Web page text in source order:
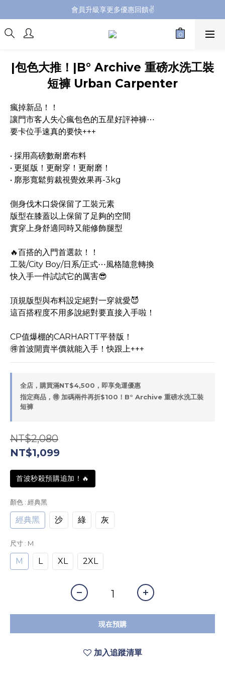
會員升級享更多優惠回饋✌️
會員升級享更多優惠回饋✌️
FB海外連線社團開放加入中📢
會員升級享更多優惠回饋✌️
|包色大推！|B° Archive 重磅水洗工裝
短褲 Urban Carpenter
瘋掉新品！！
讓門市客人失心瘋包色的五星好評神褲⋯
要卡位手速真的要快+++
• 採用高磅數耐磨布料
• 更挺版！更耐穿！更耐磨！
• 廓形寬鬆剪裁視覺效果再-3kg
側身伐木口袋保留了工裝元素
版型在膝蓋以上保留了足夠的空間
實穿上身舒適同時又能修飾腿型
🔥百搭的入門首選款！！
工裝/City Boy/日系/正式⋯風格隨意轉換
快入手一件試試它的厲害😎
頂規版型與布料設定絕對一穿就愛😈
這百搭程度不用多說絕對要直接入手啦！
CP值爆棚的CARHARTT平替版！
🉐首波開賣半價就能入手！快跟上+++
全店，購買滿NT$4,500，即享免運優惠
指定商品，🉐 加碼兩件再折$100！B° Archive 重磅水洗工裝
短褲
NT$2,080
NT$1,099
首波秒殺預購追加！🔥
顏色 : 經典黑
經典黑 沙 綠 灰
尺寸 : M
M L XL 2XL
現在預購
加入追蹤清單